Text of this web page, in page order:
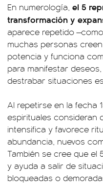
En numerología, el 5
transformación y
aparece repetido
muchas personas
potencia y funciona
para manifestar
destrabar situaciones
Al repetirse en la fecha
espirituales consideran
intensifica y favorece
abundancia, nuevos
También se cree que
y ayuda a salir de
bloqueadas o